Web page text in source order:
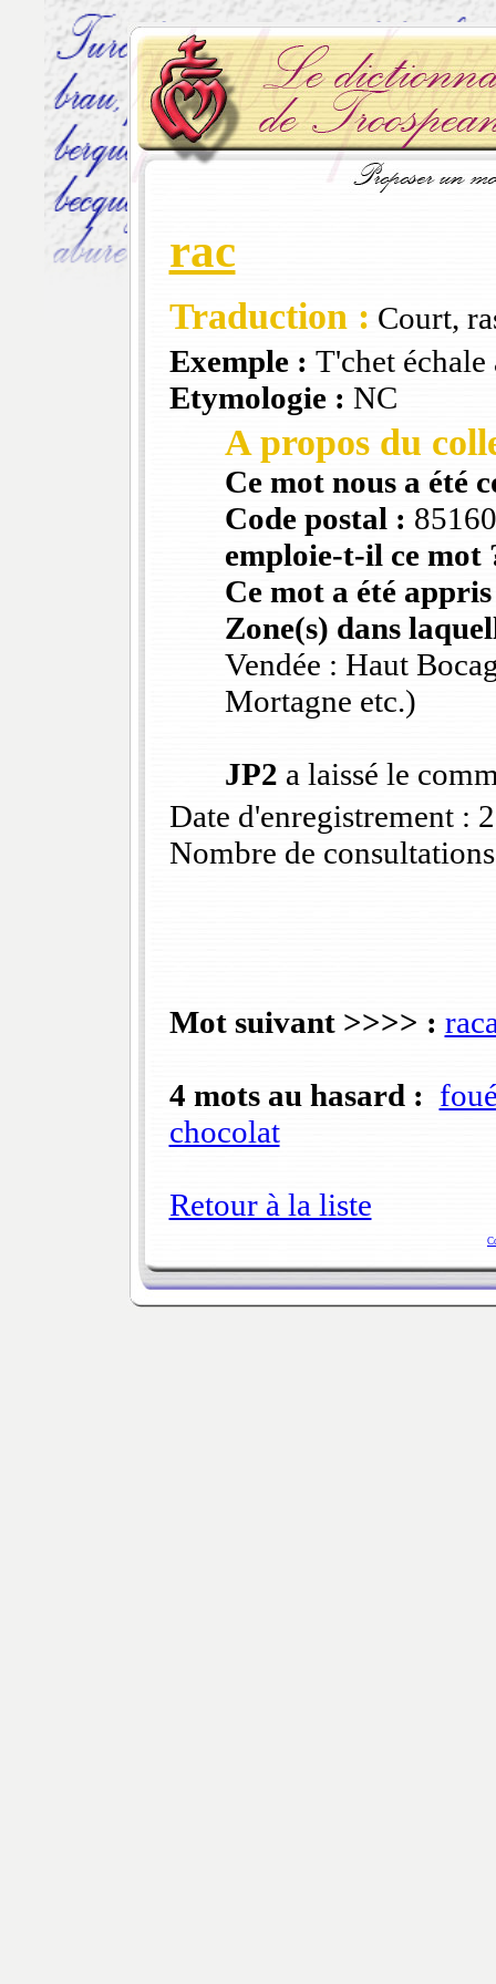
rac
Traduction : Court,
Exemple : T'chet
Etymologie : NC
A propos du
Ce mot nous a été
Code postal :
emploie-t-il ce mot
Ce mot a été
Zone(s) dans
Vendée : Haut
Mortagne etc.)
JP2 a laissé le
Date d'enregistrement :
Nombre de
Mot suivant >>>> :
4 mots au hasard :
chocolat
Retour à la liste